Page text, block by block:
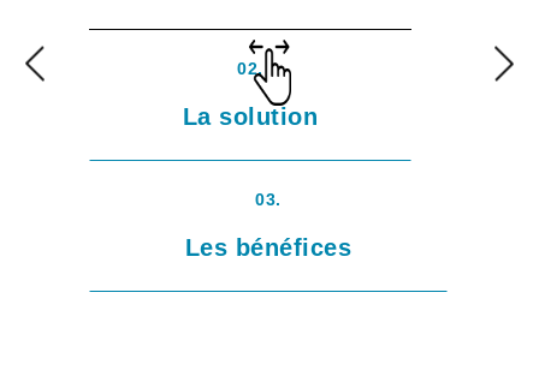
02.
La solution
03.
Les bénéfices